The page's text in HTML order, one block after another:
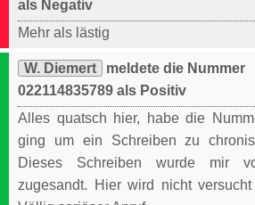
als Negativ
Mehr als lästig
W. Diemert
meldete die Nummer
022114835789 als Positiv
Alles quatsch hier, habe die
ging um ein Schreiben zu
Dieses Schreiben wurde mir
zugesandt. Hier wird nicht